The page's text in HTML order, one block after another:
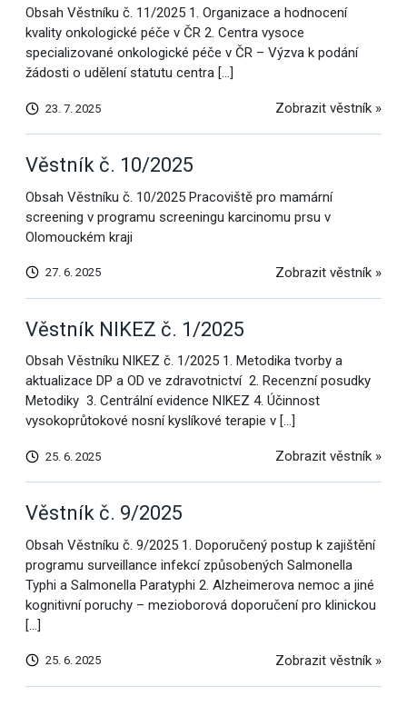
Obsah Věstníku č. 11/2025 1. Organizace a hodnocení
kvality onkologické péče v ČR 2. Centra vysoce
specializované onkologické péče v ČR – Výzva k podání
žádosti o udělení statutu centra […]
23. 7. 2025 Zobrazit věstník »
Věstník č. 10/2025
Obsah Věstníku č. 10/2025 Pracoviště pro mamární
screening v programu screeningu karcinomu prsu v
Olomouckém kraji
27. 6. 2025 Zobrazit věstník »
Věstník NIKEZ č. 1/2025
Obsah Věstníku NIKEZ č. 1/2025 1. Metodika tvorby a
aktualizace DP a OD ve zdravotnictví 2. Recenzní posudky
Metodiky 3. Centrální evidence NIKEZ 4. Účinnost
vysokoprůtokové nosní kyslíkové terapie v […]
25. 6. 2025 Zobrazit věstník »
Věstník č. 9/2025
Obsah Věstníku č. 9/2025 1. Doporučený postup k zajištění
programu surveillance infekcí způsobených Salmonella
Typhi a Salmonella Paratyphi 2. Alzheimerova nemoc a jiné
kognitivní poruchy – mezioborová doporučení pro klinickou
[…]
25. 6. 2025 Zobrazit věstník »